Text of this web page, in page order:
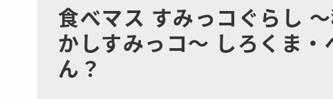
プリキュアシリーズ ガンダムシリーズ
チョコサプ
にふぉるめーしょん＆
スクエアシール
食べマス すみっコぐらし
かしすみっコ～ しろくま・
ん？